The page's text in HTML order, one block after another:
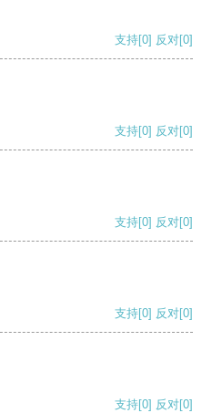
支持[0] 反对[0]
支持[0] 反对[0]
支持[0] 反对[0]
支持[0] 反对[0]
支持[0] 反对[0]